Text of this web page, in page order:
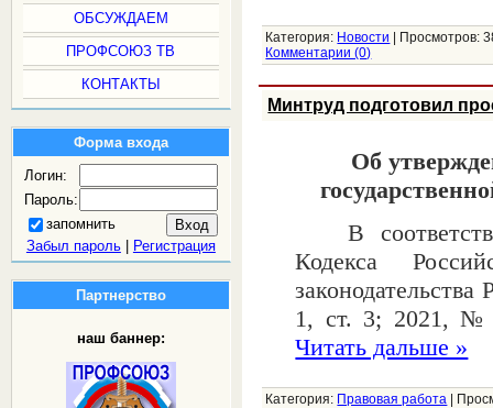
ОБСУЖДАЕМ
ПРОФСОЮЗ ТВ
КОНТАКТЫ
Форма входа
Логин:
Пароль:
запомнить
Забыл пароль| Регистрация
Партнерство
наш баннер:
Категория: Новости Просмотров:
Комментарии (0)
Минтруд подготовил
Об
В
Кодекса
1, ст. 3; 2021, №
Читать дальше »
Категория: Правовая работа